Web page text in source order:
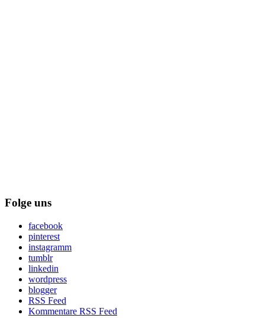
Folge uns
facebook
pinterest
instagramm
tumblr
linkedin
wordpress
blogger
RSS Feed
Kommentare RSS Feed